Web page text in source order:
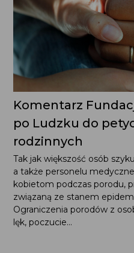
Komentarz
po Ludzku do
rodzinnych
Tak jak większość osób
a także personelu
kobietom podczas porodu,
związaną ze stanem
Ograniczenia porodów z
lęk, poczucie...